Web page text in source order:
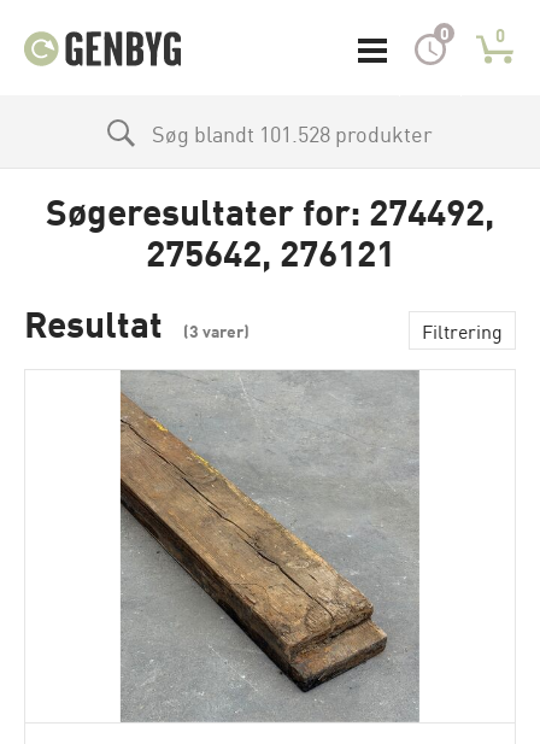
0 0
Søg blandt 101.528 produkter
Søgeresultater for: 274492,
275642, 276121
Resultat
(3 varer) Filtrering